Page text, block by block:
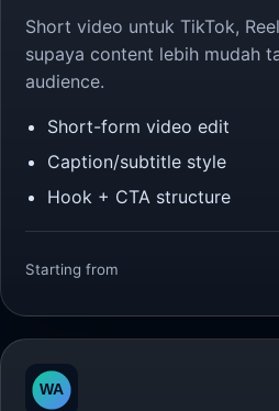
Short video untuk TikTok,
supaya content lebih mudah
audience.
Short-form video edit
Caption/subtitle style
Hook + CTA structure
Starting from